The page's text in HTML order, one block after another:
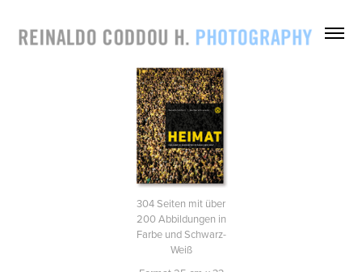
304 Seiten mit über
200 Abbildungen in
Farbe und Schwarz-
Weiß